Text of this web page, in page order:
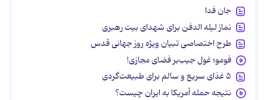
جان فدا
نماز لیله الدفن برای شهدای بیت رهبری
طرح اختصاصی تبیان ویژه روز جهانی قدس
فومو؛ غول جیب‌بر فضای مجازی!
۵ غذای سریع و سالم برای طبیعت‌گردی
نتیجه حمله آمریکا به ایران چیست؟